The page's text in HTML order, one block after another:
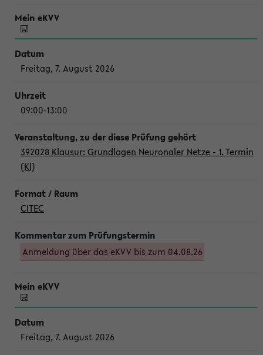
Freitag, 7. August 2026
09:00-13:00
392028 Klausur: Grundlagen Neuronaler Netze - 1. Termin
(Kl)
CITEC
Anmeldung über das eKVV bis zum 04.08.26
Freitag, 7. August 2026